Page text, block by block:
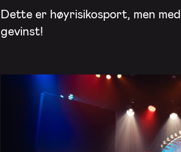
Dette er høyrisikosport, men
gevinst!